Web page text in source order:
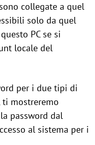
collegate a quel
solo da quel
PC se si
locale del
per i due tipi di
ti mostreremo
password dal
al sistema per i